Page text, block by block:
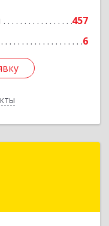
457
6
Подробнее
Елизовский р-н,